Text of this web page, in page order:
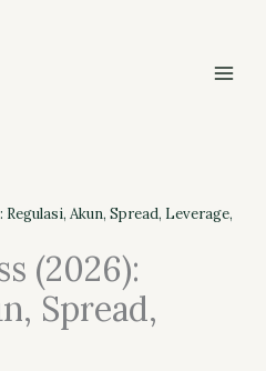
Regulasi, Akun, Spread, Leverage,
(2026):
Spread,